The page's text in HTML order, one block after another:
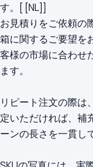
す。[ [NL]]
お見積りをご依頼の
箱に関するご要望を
客様の市場に合わせ
ます。
リピート注文の際は
定いただければ、補
ーンの長さを一貫し